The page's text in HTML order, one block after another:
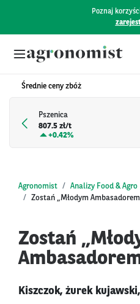
Poznaj
Średnie ceny zbóż
Pszenica
807.5 zł/t
+0.42%
Agronomist Analizy Food & Agro
Zostań „Młodym Ambasadorem
Zostań
Kiszczok, żurek